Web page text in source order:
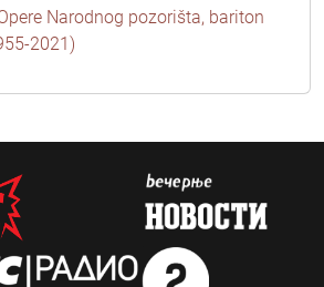
Narodnog pozorišta, bariton
2021)